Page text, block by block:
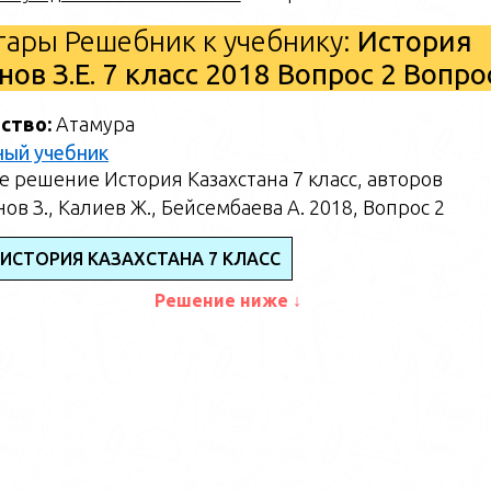
Решебник к учебнику: История
З.Е. 7 класс 2018 Вопрос 2
Атамура
учебник
решение История Казахстана 7 класс, авторов
З., Калиев Ж., Бейсембаева А. 2018, Вопрос 2
КАЗАХСТАНА 7 КЛАСС
Решение ниже ↓